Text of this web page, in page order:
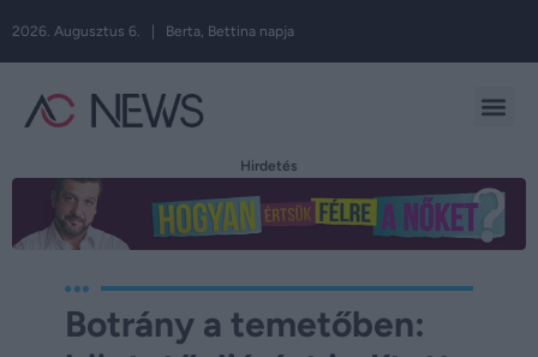
2026. Augusztus 6. | Berta, Bettina napja
Hirdetés
Botrány a temetőben: